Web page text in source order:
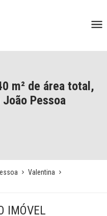
m² de área total,
João Pessoa
Valentina
IMÓVEL